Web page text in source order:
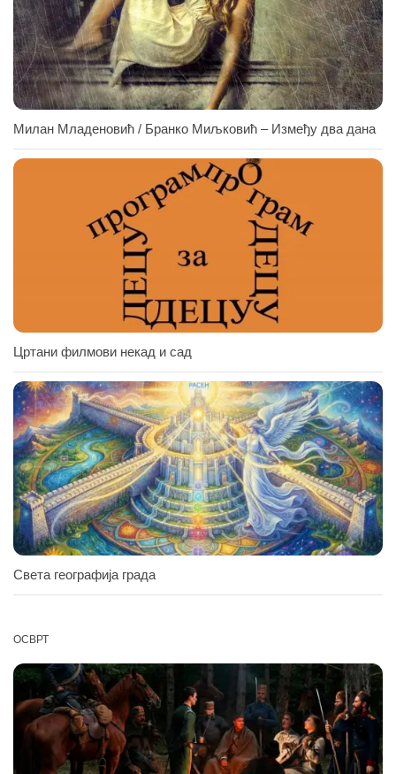
Милан Младеновић / Бранко Миљковић – Између два дана
Цртани филмови некад и сад
Света географија града
ОСВРТ